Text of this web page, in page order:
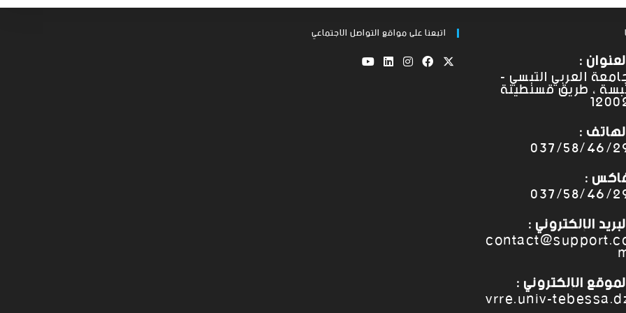
:
العربي التبسي -
، طريق قسنطينة
:
037/58/46/
:
037/58/46/
الإلكتروني :
الإلكتروني :
vrre.univ-
اتبعنا على مواقع التواصل الاجتماعي